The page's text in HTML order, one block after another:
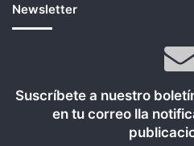
Newsletter
Suscríbete a nuestro
en tu correo lla